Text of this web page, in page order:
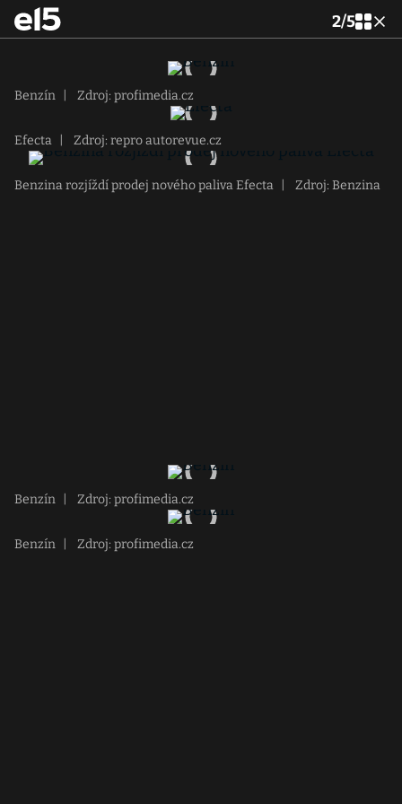
2/5
Benzín Zdroj: profimedia.cz
Efecta Zdroj: repro autorevue.cz
Benzina rozjíždí prodej nového paliva Efecta Zdroj: Benzina
Benzín Zdroj: profimedia.cz
Benzín Zdroj: profimedia.cz